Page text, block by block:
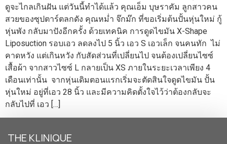
ดูจะไกลเกินฝัน แต่วันนี้ทำได้แล้ว คุณเอ็ม บุษราคัม ลูกสาวคน
สวยของซุปตาร์ตลกดัง คุณหม่ำ จ๊กม๊ก ที่ขอเริ่มต้นปั้นหุ่นใหม่ กู้
หุ่นพัง กลับมาปังอีกครั้ง ด้วยเทคนิค การดูดไขมัน X-Shape
Liposuction รอบเอว ลดลงไป 5 นิ้ว เอว S เอวเล็ก จนคนทัก ไม่
คาดหวัง แต่เกินหวัง กับสัดส่วนที่เปลี่ยนไป จนต้องเปลี่ยนไซซ์
เสื้อผ้า จากสาวไซซ์ L กลายเป็น XS ภายในระยะเวลาเพียง 4
เดือนเท่านั้น จากหุ่นเดิมตอนแรกเริ่มจะตัดสินใจดูดไขมัน ปั้น
หุ่นใหม่ อยู่ที่เอว 28 นิ้ว และมีความคิดตั้งใจไว้ว่าต้องกลับจะ
กลับไปที่ เอว […]
THE KLINIQUE